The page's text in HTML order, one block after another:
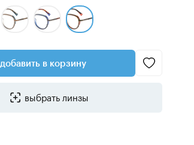
добавить в корзину
выбрать линзы